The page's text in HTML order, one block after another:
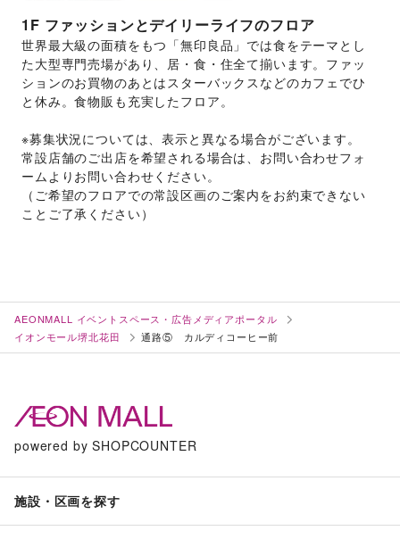
1F ファッションとデイリーライフのフロア
世界最大級の面積をもつ「無印良品」では食をテーマとし
た大型専門売場があり、居・食・住全て揃います。ファッ
ションのお買物のあとはスターバックスなどのカフェでひ
と休み。食物販も充実したフロア。
※募集状況については、表示と異なる場合がございます。
常設店舗のご出店を希望される場合は、お問い合わせフォ
ームよりお問い合わせください。
（ご希望のフロアでの常設区画のご案内をお約束できない
ことご了承ください）
AEONMALL イベントスペース・広告メディアポータル
イオンモール堺北花田
通路⑤ カルディコーヒー前
powered by SHOPCOUNTER
施設・区画を探す